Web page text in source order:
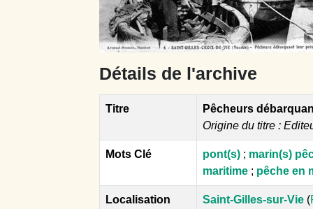
Détails de l'archive
Titre
Pêcheurs
Origine du titre :
Mots Clé pont(s) ; marin(s)
maritime ; pêche en
Localisation Saint-Gilles-sur-Vie (